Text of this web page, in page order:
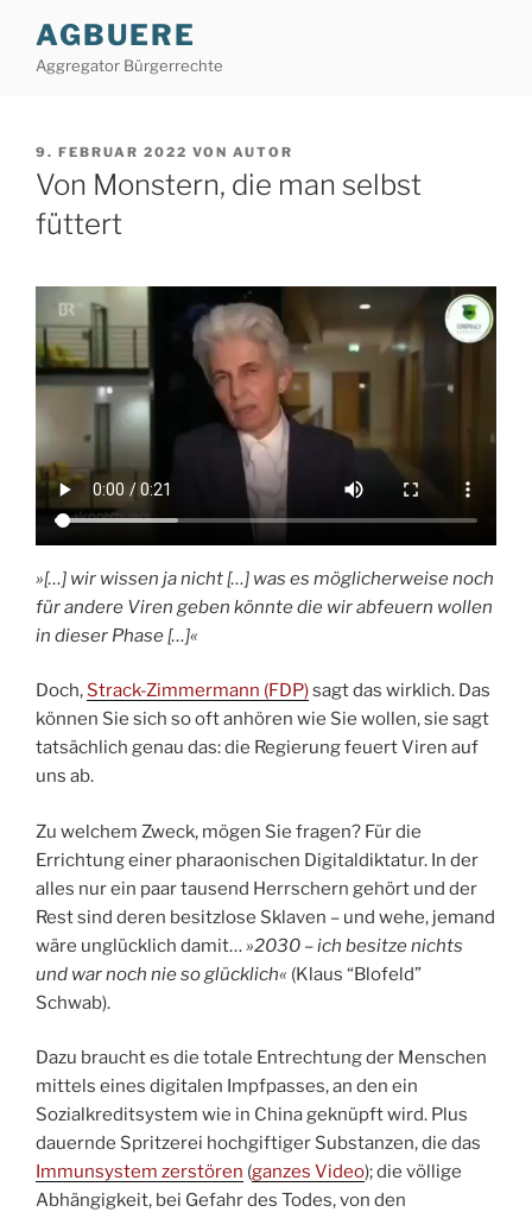
Inhalt
springen
AGBUERE
Aggregator Bürgerrechte
VERÖFFENTLICHT
AM
9. FEBRUAR 2022 VON AUTOR
Von Monstern, die man selbst
füttert
»[…] wir wissen ja nicht […] was es möglicherweise noch
für andere Viren geben könnte die wir abfeuern wollen
in dieser Phase […]«
Doch, Strack-Zimmermann (FDP)sagt das wirklich. Das
können Sie sich so oft anhören wie Sie wollen, sie sagt
tatsächlich genau das: die Regierung feuert Viren auf
uns ab.
Zu welchem Zweck, mögen Sie fragen? Für die
Errichtung einer pharaonischen Digitaldiktatur. In der
alles nur ein paar tausend Herrschern gehört und der
Rest sind deren besitzlose Sklaven – und wehe, jemand
wäre unglücklich damit…»2030 – ich besitze nichts
und war noch nie so glücklich« (Klaus “Blofeld”
Schwab).
Dazu braucht es die totale Entrechtung der Menschen
mittels eines digitalen Impfpasses, an den ein
Sozialkreditsystem wie in China geknüpft wird. Plus
dauernde Spritzerei hochgiftiger Substanzen, die das
Immunsystem zerstören (ganzes Video); die völlige
Abhängigkeit, bei Gefahr des Todes, von den